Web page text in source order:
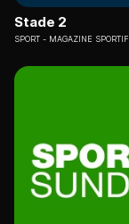
Stade 2
SPORT MAGAZINE SPORTIF